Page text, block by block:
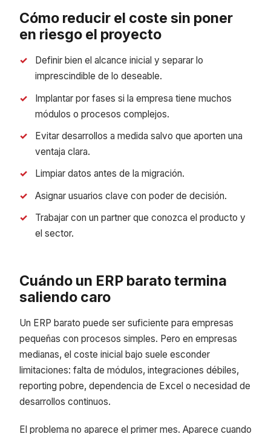
Cómo reducir el coste sin poner
en riesgo el proyecto
Definir bien el alcance inicial y separar lo
imprescindible de lo deseable.
Implantar por fases si la empresa tiene muchos
módulos o procesos complejos.
Evitar desarrollos a medida salvo que aporten una
ventaja clara.
Limpiar datos antes de la migración.
Asignar usuarios clave con poder de decisión.
Trabajar con un partner que conozca el producto y
el sector.
Cuándo un ERP barato termina
saliendo caro
Un ERP barato puede ser suficiente para empresas
pequeñas con procesos simples. Pero en empresas
medianas, el coste inicial bajo suele esconder
limitaciones: falta de módulos, integraciones débiles,
reporting pobre, dependencia de Excel o necesidad de
desarrollos continuos.
El problema no aparece el primer mes. Aparece cuando